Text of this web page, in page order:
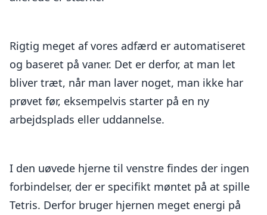
Rigtig meget af vores adfærd er automatiseret
og baseret på vaner. Det er derfor, at man let
bliver træt, når man laver noget, man ikke har
prøvet før, eksempelvis starter på en ny
arbejdsplads eller uddannelse.
I den uøvede hjerne til venstre findes der ingen
forbindelser, der er specifikt møntet på at spille
Tetris. Derfor bruger hjernen meget energi på